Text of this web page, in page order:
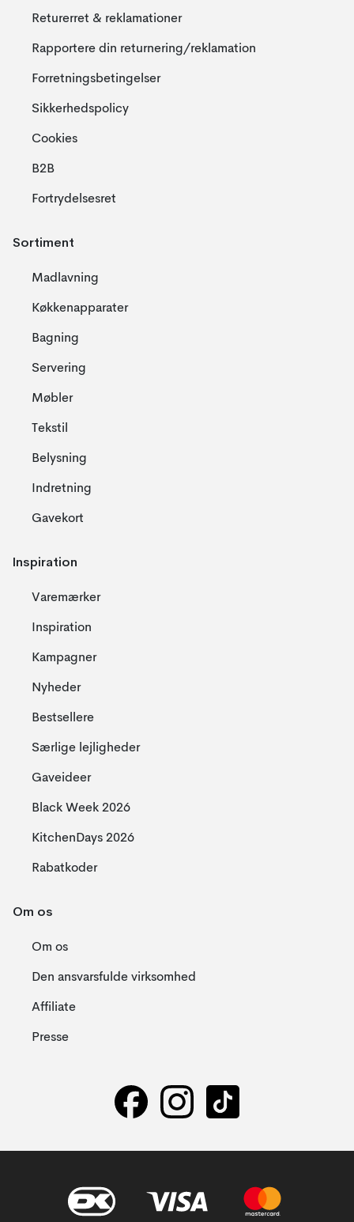
Returerret & reklamationer
Rapportere din returnering/reklamation
Forretningsbetingelser
Sikkerhedspolicy
Cookies
B2B
Fortrydelsesret
Sortiment
Madlavning
Køkkenapparater
Bagning
Servering
Møbler
Tekstil
Belysning
Indretning
Gavekort
Inspiration
Varemærker
Inspiration
Kampagner
Nyheder
Bestsellere
Særlige lejligheder
Gaveideer
Black Week 2026
KitchenDays 2026
Rabatkoder
Om os
Om os
Den ansvarsfulde virksomhed
Affiliate
Presse